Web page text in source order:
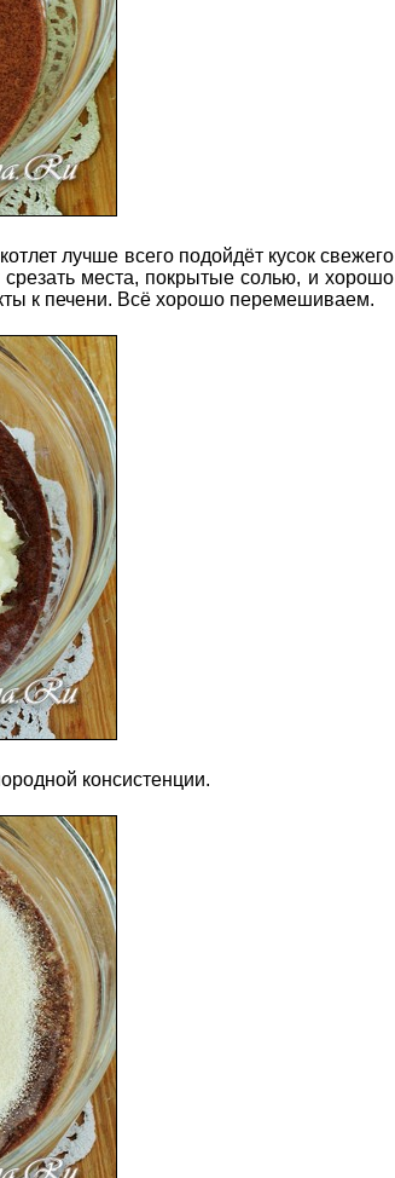
лучше всего подойдёт кусок свежего
срезать места, покрытые солью, и хорошо
к печени. Всё хорошо перемешиваем.
консистенции.